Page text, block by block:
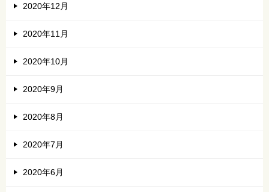
2020年12月
2020年11月
2020年10月
2020年9月
2020年8月
2020年7月
2020年6月